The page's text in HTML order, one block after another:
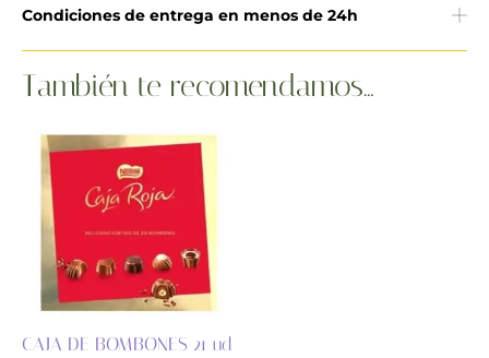
Condiciones de entrega en menos de 24h
También te recomendamos…
CAJA DE BOMBONES 21 ud